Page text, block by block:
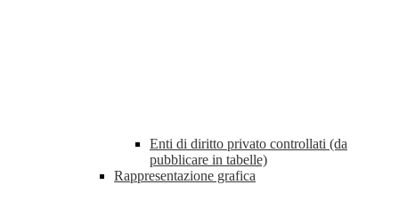
Enti di diritto privato controllati (da
pubblicare in tabelle)
Rappresentazione grafica